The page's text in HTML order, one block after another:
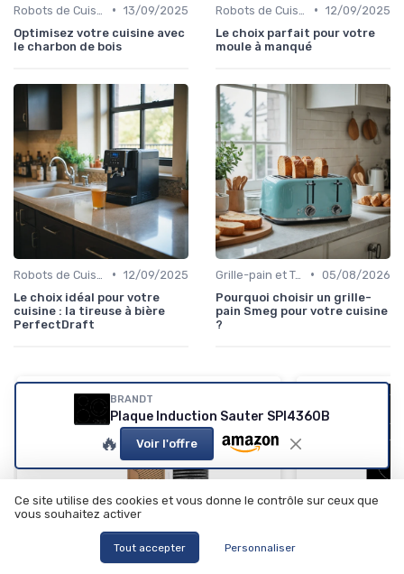
• 13/09/2025
Optimisez votre cuisine avec
le charbon de bois
• 12/09/2025
Le choix parfait pour votre
moule à manqué
• 12/09/2025
Le choix idéal pour votre
cuisine : la tireuse à bière
PerfectDraft
Grille-pain et Toasteurs • 05/08/2026
Pourquoi choisir un grille-
pain Smeg pour votre cuisine
?
⭐ TRÈS BIEN
BRANDT
Plaque Induction Sauter SPI4360B
🔥 Voir l'offre
Ce site utilise des cookies et vous donne le contrôle sur ceux que
vous souhaitez activer
Tout accepter Personnaliser